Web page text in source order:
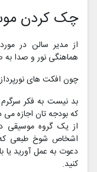
چک کردن
از مدیر سالن در
هماهنگی نور و صدا
چون افکت های
بد نیست به فکر سرگرم
که بودجه تان اجازه می
از یک گروه موسیقی
اشخاص شوخ طبعی که
دعوت به عمل آورید یا
کنید.